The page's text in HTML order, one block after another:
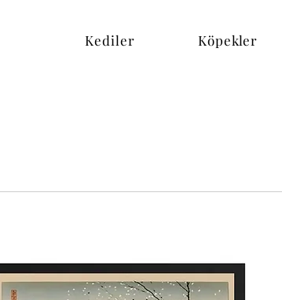
Kediler Köpekler